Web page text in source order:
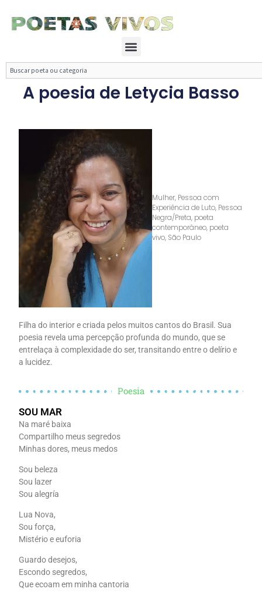
para
Menu
Search
A poesia de Letycia Basso
Mulher, Pessoa com
Experiência de Luto, Pessoa
Negra/Preta, poeta
contemporâneo, poeta
vivo, São Paulo
Filha do interior e criada pelos muitos cantos do Brasil. Sua
poesia revela uma percepção profunda do mundo, que se
entrelaça à complexidade do ser, transitando entre o delírio e
a lucidez.
Poesia
SOU MAR
Na maré baixa
Compartilho meus segredos
Minhas dores, meus medos
Sou beleza
Sou lazer
Sou alegría
Lua Nova,
Sou força,
Mistério e euforia
Guardo desejos,
Escondo segredos,
Que ecoam em minha cantoria